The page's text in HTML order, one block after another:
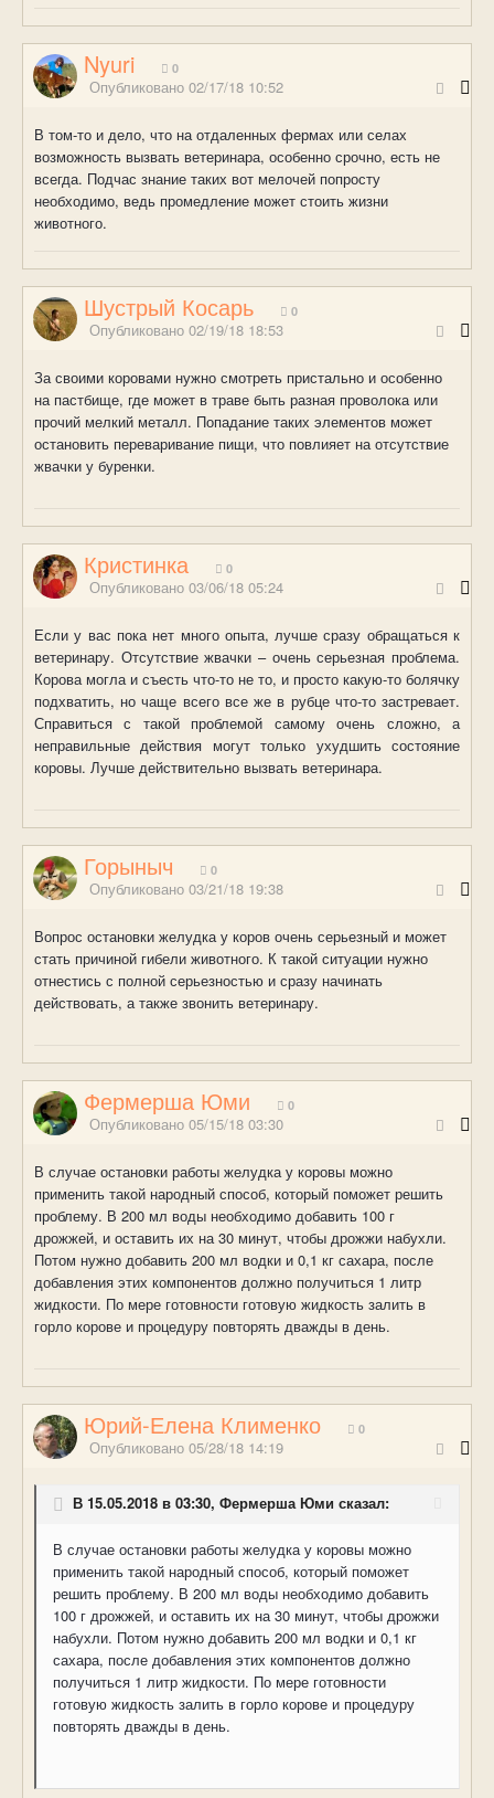
Nyuri 0
Опубликовано 02/17/18 10:52
В том-то и дело, что на отдаленных фермах или селах
возможность вызвать ветеринара, особенно срочно, есть не
всегда. Подчас знание таких вот мелочей попросту
необходимо, ведь промедление может стоить жизни
животного.
Шустрый Косарь 0
Опубликовано 02/19/18 18:53
За своими коровами нужно смотреть пристально и особенно
на пастбище, где может в траве быть разная проволока или
прочий мелкий металл. Попадание таких элементов может
остановить переваривание пищи, что повлияет на отсутствие
жвачки у буренки.
Кристинка 0
Опубликовано 03/06/18 05:24
Если у вас пока нет много опыта, лучше сразу обращаться к
ветеринару. Отсутствие жвачки – очень серьезная проблема.
Корова могла и съесть что-то не то, и просто какую-то болячку
подхватить, но чаще всего все же в рубце что-то застревает.
Справиться с такой проблемой самому очень сложно, а
неправильные действия могут только ухудшить состояние
коровы. Лучше действительно вызвать ветеринара.
Горыныч 0
Опубликовано 03/21/18 19:38
Вопрос остановки желудка у коров очень серьезный и может
стать причиной гибели животного. К такой ситуации нужно
отнестись с полной серьезностью и сразу начинать
действовать, а также звонить ветеринару.
Фермерша Юми 0
Опубликовано 05/15/18 03:30
В случае остановки работы желудка у коровы можно
применить такой народный способ, который поможет решить
проблему. В 200 мл воды необходимо добавить 100 г
дрожжей, и оставить их на 30 минут, чтобы дрожжи набухли.
Потом нужно добавить 200 мл водки и 0,1 кг сахара, после
добавления этих компонентов должно получиться 1 литр
жидкости. По мере готовности готовую жидкость залить в
горло корове и процедуру повторять дважды в день.
Юрий-Елена Клименко 0
Опубликовано 05/28/18 14:19
В 15.05.2018 в 03:30, Фермерша Юми сказал:
В случае остановки работы желудка у коровы можно
применить такой народный способ, который поможет
решить проблему. В 200 мл воды необходимо добавить
100 г дрожжей, и оставить их на 30 минут, чтобы дрожжи
набухли. Потом нужно добавить 200 мл водки и 0,1 кг
сахара, после добавления этих компонентов должно
получиться 1 литр жидкости. По мере готовности
готовую жидкость залить в горло корове и процедуру
повторять дважды в день.